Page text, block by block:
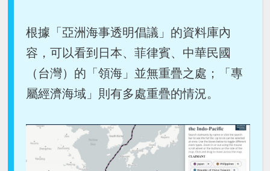
根據「亞洲海事透明倡議」的資料庫內
容，可以看到日本、菲律賓、中華民國
（台灣）的「領海」並無重疊之處；「專
屬經濟海域」則有多處重疊的情況。